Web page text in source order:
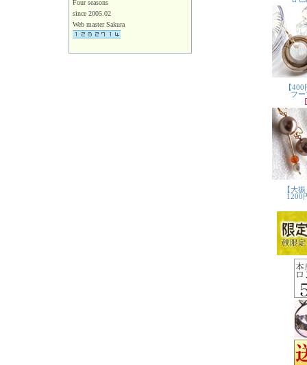
Four seasons
since 2005.02
Web master Sakura